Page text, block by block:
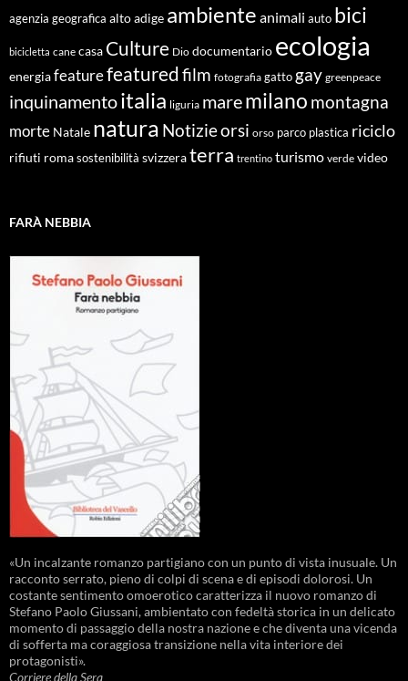
agenzia geografica alto adige ambiente animali auto bici
bicicletta cane casa Culture Dio documentario ecologia
energiafeaturefeaturedfilm fotografia gatto gay greenpeace
inquinamentoitalia liguria maremilano montagna
morte Natale natura Notizieorsi orso parco plastica riciclo
rifiuti roma sostenibilità svizzeraterra trentino turismo verde video
FARÀ NEBBIA
«Un incalzante romanzo partigiano con un punto di vista inusuale. Un
racconto serrato, pieno di colpi di scena e di episodi dolorosi. Un
costante sentimento omoerotico caratterizza il nuovo romanzo di
Stefano Paolo Giussani, ambientato con fedeltà storica in un delicato
momento di passaggio della nostra nazione e che diventa una vicenda
di sofferta ma coraggiosa transizione nella vita interiore dei
protagonisti».
Corriere della Sera